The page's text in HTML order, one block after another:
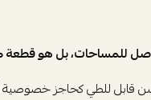
للمساحات، بل هو
قابل للطي كحاجز خصوصية